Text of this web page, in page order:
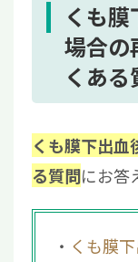
くも
場合の
くあ
くも膜下出血
る質問にお答
くも膜